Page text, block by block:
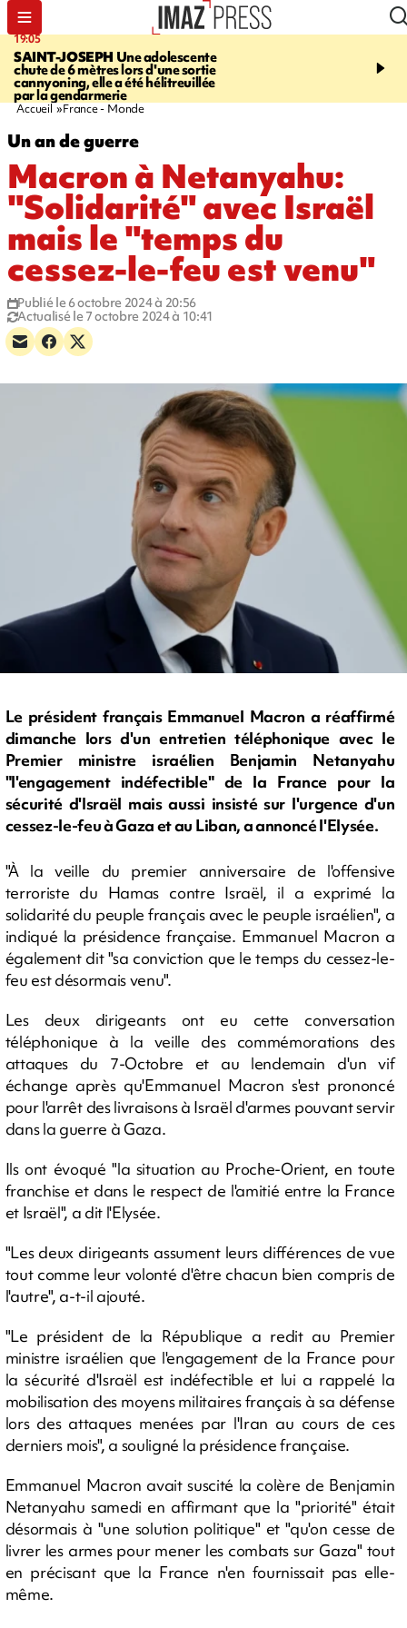
19:05
SAINT-JOSEPH Une adolescente
chute de 6 mètres lors d'une sortie
cannyoning, elle a été hélitreuillée
par la gendarmerie
20:44
rouée de coups,
Accueil France - Monde
Un an de guerre
Macron à Netanyahu:
"Solidarité" avec Israël
mais le "temps du
cessez-le-feu est venu"
Publié le 6 octobre 2024 à 20:56
Actualisé le 7 octobre 2024 à 10:41
Le président français Emmanuel Macron a réaffirmé
dimanche lors d'un entretien téléphonique avec le
Premier ministre israélien Benjamin Netanyahu
"l'engagement indéfectible" de la France pour la
sécurité d'Israël mais aussi insisté sur l'urgence d'un
cessez-le-feu à Gaza et au Liban, a annoncé l'Elysée.
"À la veille du premier anniversaire de l'offensive
terroriste du Hamas contre Israël, il a exprimé la
solidarité du peuple français avec le peuple israélien", a
indiqué la présidence française. Emmanuel Macron a
également dit "sa conviction que le temps du cessez-le-
feu est désormais venu".
Les deux dirigeants ont eu cette conversation
téléphonique à la veille des commémorations des
attaques du 7-Octobre et au lendemain d'un vif
échange après qu'Emmanuel Macron s'est prononcé
pour l'arrêt des livraisons à Israël d'armes pouvant servir
dans la guerre à Gaza.
Ils ont évoqué "la situation au Proche-Orient, en toute
franchise et dans le respect de l'amitié entre la France
et Israël", a dit l'Elysée.
"Les deux dirigeants assument leurs différences de vue
tout comme leur volonté d'être chacun bien compris de
l'autre", a-t-il ajouté.
"Le président de la République a redit au Premier
ministre israélien que l'engagement de la France pour
la sécurité d'Israël est indéfectible et lui a rappelé la
mobilisation des moyens militaires français à sa défense
lors des attaques menées par l'Iran au cours de ces
derniers mois", a souligné la présidence française.
Emmanuel Macron avait suscité la colère de Benjamin
Netanyahu samedi en affirmant que la "priorité" était
désormais à "une solution politique" et "qu'on cesse de
livrer les armes pour mener les combats sur Gaza" tout
en précisant que la France n'en fournissait pas elle-
même.